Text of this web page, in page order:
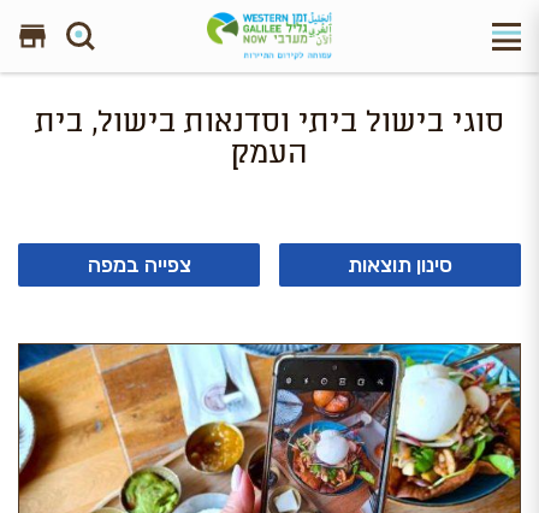
סוגי בישול ביתי וסדנאות בישול, בית
העמק
סינון תוצאות צפייה במפה